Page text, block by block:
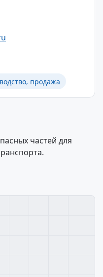
продажа
частей для